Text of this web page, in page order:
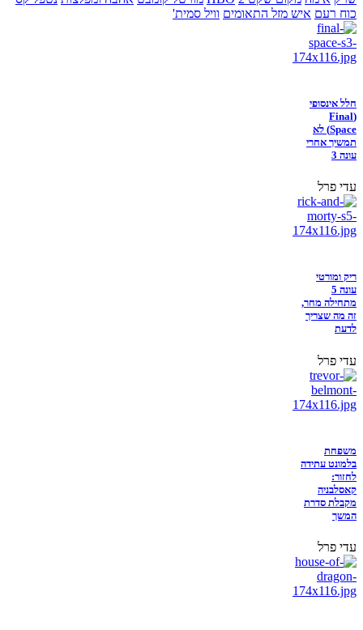
כוח רעם איש מזל התאומים וויל סמית'
חלל אינסופי
(Final
Space) לא
תמשיך אחרי
עונה 3
עדי פרל
ריק ומורטי
עונה 5
מתחילה מחר,
זה מה שצריך
לדעת
עדי פרל
משפחת
בלמונט עתידה
לחזור:
קאסלבניה
מקבלת סדרת
המשך
עדי פרל